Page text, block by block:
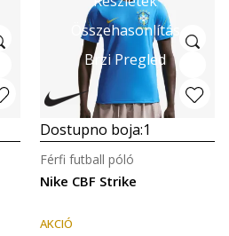
Összehasonlítás
Brzi Pregled
Dostupno boja:1
Nike CBF Strike
Férfi futball póló
AKCIÓ